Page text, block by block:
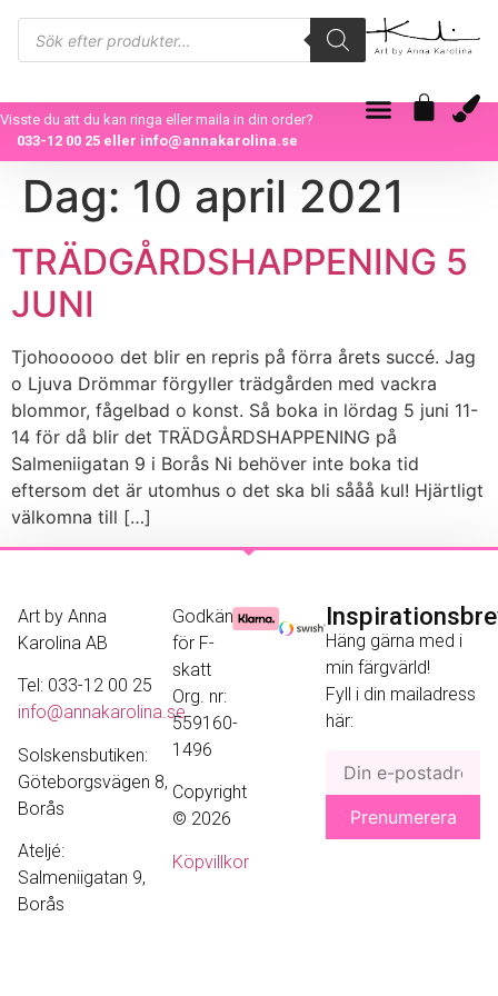
Visste du att du kan ringa eller maila in din order?
033-12 00 25eller info@annakarolina.se
Dag: 10 april 2021
TRÄDGÅRDSHAPPENING 5
JUNI
Tjohoooooo det blir en repris på förra årets succé. Jag
o Ljuva Drömmar förgyller trädgården med vackra
blommor, fågelbad o konst. Så boka in lördag 5 juni 11-
14 för då blir det TRÄDGÅRDSHAPPENING på
Salmeniigatan 9 i Borås Ni behöver inte boka tid
eftersom det är utomhus o det ska bli sååå kul! Hjärtligt
välkomna till […]
Art by Anna
Karolina AB
Tel: 033-12 00 25
info@annakarolina.se
Solskensbutiken:
Göteborgsvägen 8,
Borås
Ateljé:
Salmeniigatan 9,
Borås
Godkänd
för F-
skatt
Org. nr:
559160-
1496
Copyright
© 2026
Köpvillkor
Häng gärna med i
min färgvärld!
Fyll i din mailadress
här: